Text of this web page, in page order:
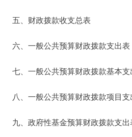
五、财政拨款收支总表
六、一般公共预算财政拨款支出表
七、一般公共预算财政拨款基本支
八、一般公共预算财政拨款项目支
九、政府性基金预算财政拨款支出